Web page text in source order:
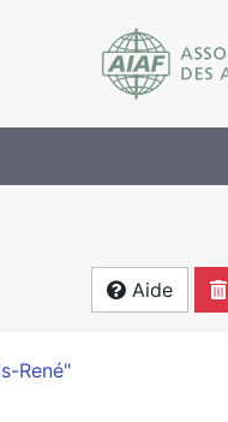
Aide
René"